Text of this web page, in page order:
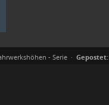
- Serie · Gepostet: